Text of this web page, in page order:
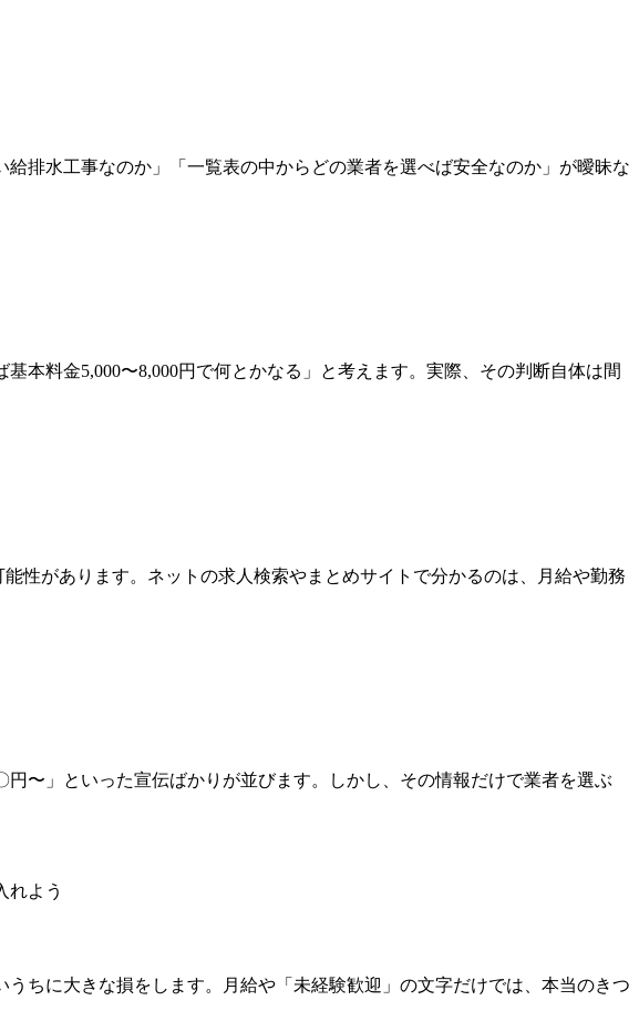
排水工事なのか」「一覧表の中からどの業者を選べば安全なのか」が曖昧な
本料金5,000〜8,000円で何とかなる」と考えます。実際、その判断自体は間
性があります。ネットの求人検索やまとめサイトで分かるのは、月給や勤務
〜」といった宣伝ばかりが並びます。しかし、その情報だけで業者を選ぶ
ちに大きな損をします。月給や「未経験歓迎」の文字だけでは、本当のきつ